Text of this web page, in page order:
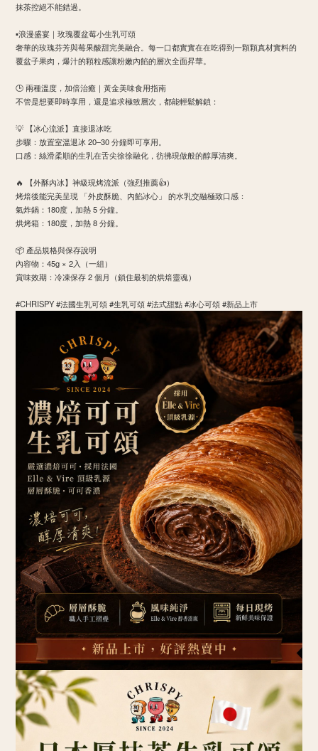
抹茶控絕不能錯過。
▪​浪漫盛宴｜玫瑰覆盆莓小生乳可頌
​奢華的玫瑰芬芳與莓果酸甜完美融合。每一口都實實在在吃得到一顆顆真材實料的
覆盆子果肉，爆汁的顆粒感讓粉嫩內餡的層次全面昇華。
​🕒 兩種溫度，加倍治癒｜黃金美味食用指南
​不管是想要即時享用，還是追求極致層次，都能輕鬆解鎖：
​💡 【冰心流派】直接退冰吃
​步驟：放置室溫退冰 20–30 分鐘即可享用。
​口感：絲滑柔順的生乳在舌尖徐徐融化，彷彿現做般的醇厚清爽。
​🔥 【外酥內冰】神級現烤流派（強烈推薦👍）
烤焙後能完美呈現 「外皮酥脆、內餡冰心」 的水乳交融極致口感：
​氣炸鍋：180度，加熱 5 分鐘。
​烘烤箱：180度，加熱 8 分鐘。
​📦 產品規格與保存說明
​內容物：45g × 2入（一組）
​賞味效期：冷凍保存 2 個月（鎖住最初的烘焙靈魂）
#CHRISPY #法國生乳可頌 #生乳可頌 #法式甜點 #冰心可頌 #新品上市